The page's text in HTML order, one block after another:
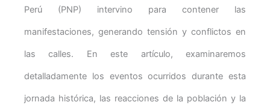
Perú (PNP) intervino para contener las
manifestaciones, generando tensión y conflictos en
las calles. En este artículo, examinaremos
detalladamente los eventos ocurridos durante esta
jornada histórica, las reacciones de la población y la